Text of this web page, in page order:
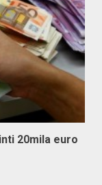
20mila euro